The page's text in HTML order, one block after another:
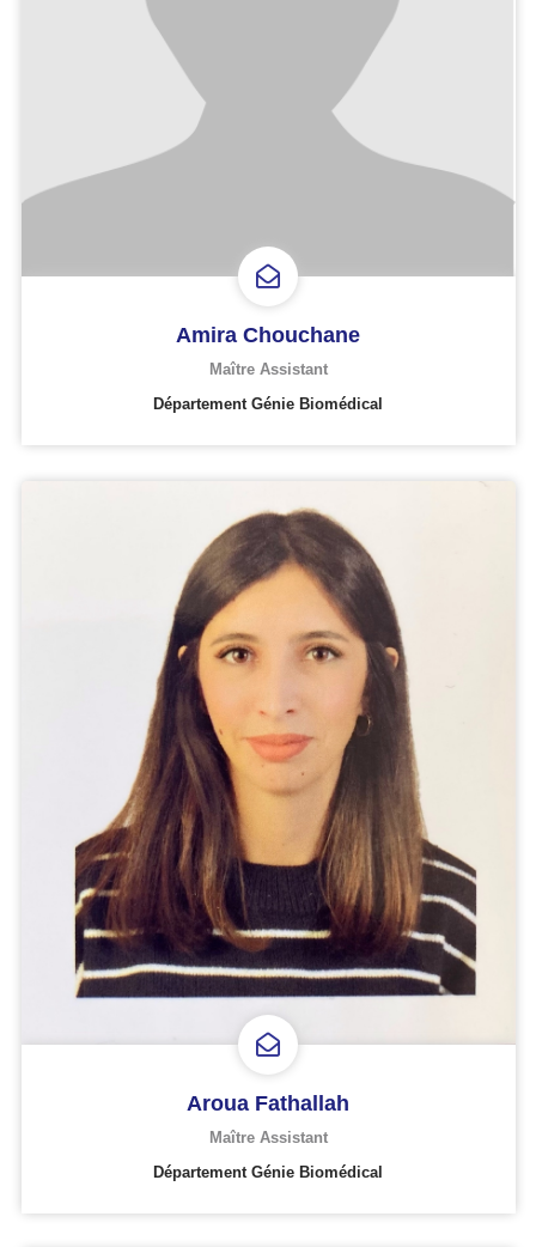
Amira Chouchane
Maître Assistant
Département Génie Biomédical
Aroua Fathallah
Maître Assistant
Département Génie Biomédical